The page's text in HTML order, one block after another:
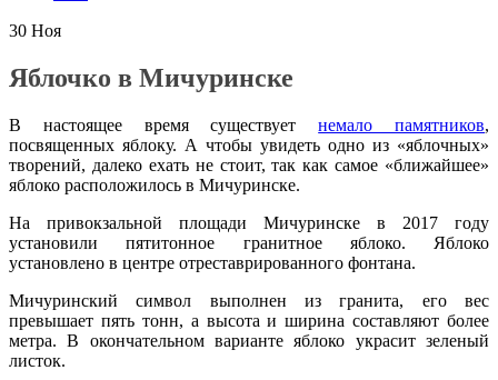
30 Ноя
Яблочко в Мичуринске
В настоящее время существуетнемало памятников,
посвященных яблоку. А чтобы увидеть одно из «яблочных»
творений, далеко ехать не стоит, так как самое «ближайшее»
яблоко расположилось в Мичуринске.
На привокзальной площади Мичуринске в 2017 году
установили пятитонное гранитное яблоко. Яблоко
установлено в центре отреставрированного фонтана.
Мичуринский символ выполнен из гранита, его вес
превышает пять тонн, а высота и ширина составляют более
метра. В окончательном варианте яблоко украсит зеленый
листок.